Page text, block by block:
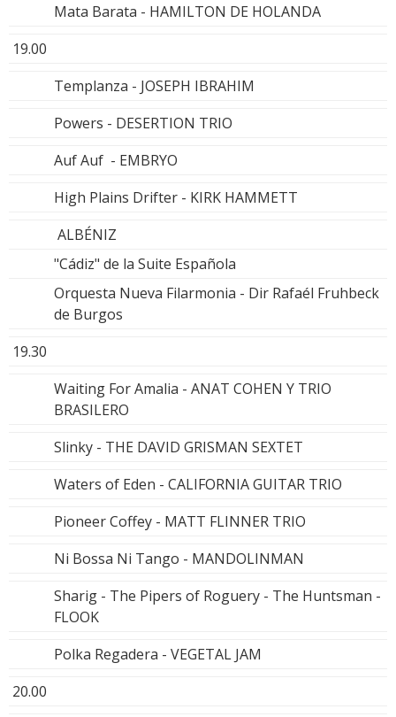
Mata Barata - HAMILTON DE HOLANDA
19.00
Templanza - JOSEPH IBRAHIM
Powers - DESERTION TRIO
Auf Auf - EMBRYO
High Plains Drifter - KIRK HAMMETT
ALBÉNIZ
"Cádiz" de la Suite Española
Orquesta Nueva Filarmonia - Dir Rafaél Fruhbeck
de Burgos
19.30
Waiting For Amalia - ANAT COHEN Y TRIO
BRASILERO
Slinky - THE DAVID GRISMAN SEXTET
Waters of Eden - CALIFORNIA GUITAR TRIO
Pioneer Coffey - MATT FLINNER TRIO
Ni Bossa Ni Tango - MANDOLINMAN
Sharig - The Pipers of Roguery - The Huntsman -
FLOOK
Polka Regadera - VEGETAL JAM
20.00